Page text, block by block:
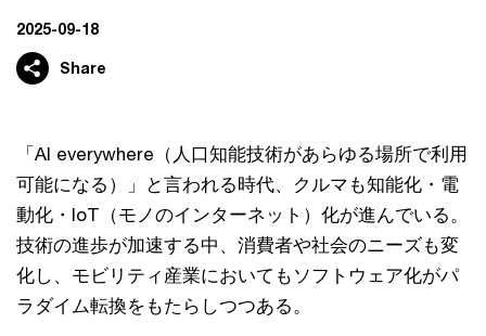
2025-09-18
Share
「AI everywhere（人口知能技術があらゆる場所で利用
可能になる）」と言われる時代、クルマも知能化・電
動化・IoT（モノのインターネット）化が進んでいる。
技術の進歩が加速する中、消費者や社会のニーズも変
化し、モビリティ産業においてもソフトウェア化がパ
ラダイム転換をもたらしつつある。